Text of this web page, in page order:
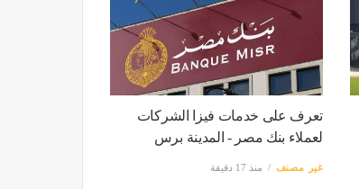
تعرف على خدمات فيزا الشركات
لعملاء بنك مصر - المدينة برس
غير مصنف منذ 17 دقيقة